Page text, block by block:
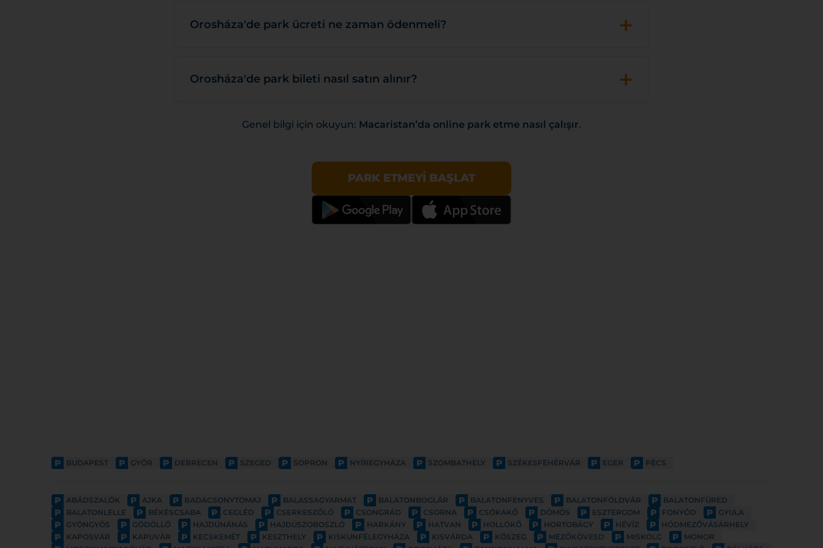
Orosháza'de park ücreti ne zaman ödenmeli? +
Orosháza'de park bileti nasıl satın alınır? +
Genel bilgi için okuyun: Macaristan’da online park etme nasıl çalışır.
PARK ETMEYI BAŞLAT
P BUDAPEST P GYŐR P DEBRECEN P SZEGED P SOPRON P NYÍREGYHÁZA P SZOMBATHELY P SZÉKESFEHÉRVÁR P EGER P PÉCS
P ABÁDSZALÓK P AJKA P BADACSONYTOMAJ P BALASSAGYARMAT P BALATONBOGLÁR P BALATONFENYVES P BALATONFÖLDVÁR P BALATONFÜRED
P BALATONLELLE P BÉKÉSCSABA P CEGLÉD P CSERKESZŐLŐ P CSONGRÁD P CSORNA P CSÓKAKŐ P DÖMÖS P ESZTERGOM P FONYÓD P GYULA
P GYÖNGYÖS P GÖDÖLLŐ P HAJDÚNÁNÁS P HAJDÚSZOBOSZLÓ P HARKÁNY P HATVAN P HOLLÓKŐ P HORTOBÁGY P HÉVÍZ P HÓDMEZŐVÁSÁRHELY
P KAPOSVÁR P KAPUVÁR P KECSKEMÉT P KESZTHELY P KISKUNFÉLEGYHÁZA P KISVÁRDA P KŐSZEG P MEZŐKÖVESD P MISKOLC P MONOR